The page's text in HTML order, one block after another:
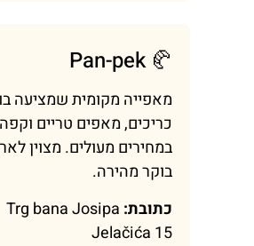
🥐 Pan-pek
מאפייה מקומית שמציעה
כריכים, מאפים טריים
במחירים מעולים. מצוין
בוקר מהירה.
כתובת: Trg bana Josipa
Jelačića 15